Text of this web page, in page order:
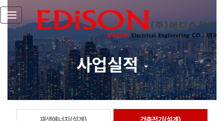
Toggle navigation
사업실적